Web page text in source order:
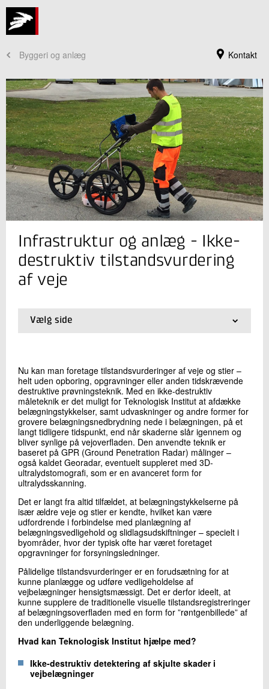
Kontakt
Byggeri og anlæg
Jeg er din kontaktperson
Ricardo Antonio Barbosa
Sektionsleder
Beton
+45 72 20 11 96
Send e-mail
Skriv til mig
Send
Infrastruktur og anlæg - Ikke-
destruktiv tilstandsvurdering
af veje
Vælg side
01.Forside
04. Bæreevnevurderinger
05.Valg af betontype til beton i havvand
06.Kvalitet og holdbarhed i vejbelægningen
07.Ikke-destruktiv tilstandsvurdering af veje
08.Beton til anlægskonstruktioner - Tilbudsfasen
09.Beton til anlægskonstruktioner - Projekteringsfasen
10.Beton til anlægskonstruktioner - Udførelsesfasen
11.Monitorering af formtryk
12.Verifikation af injicering
13.Levetid for betonkonstruktioner
Nu kan man foretage tilstandsvurderinger af veje og stier –
helt uden opboring, opgravninger eller anden tidskrævende
destruktive prøvningsteknik. Med en ikke-destruktiv
måleteknik er det muligt for Teknologisk Institut at afdække
belægningstykkelser, samt udvaskninger og andre former for
grovere belægningsnedbrydning nede i belægningen, på et
langt tidligere tidspunkt, end når skaderne slår igennem og
bliver synlige på vejoverfladen. Den anvendte teknik er
baseret på GPR (Ground Penetration Radar) målinger –
også kaldet Georadar, eventuelt suppleret med 3D-
ultralydstomografi, som er en avanceret form for
ultralydsskanning.
Det er langt fra altid tilfældet, at belægningstykkelserne på
især ældre veje og stier er kendte, hvilket kan være
udfordrende i forbindelse med planlægning af
belægningsvedligehold og slidlagsudskiftninger – specielt i
byområder, hvor der typisk ofte har været foretaget
opgravninger for forsyningsledninger.
Pålidelige tilstandsvurderinger er en forudsætning for at
kunne planlægge og udføre vedligeholdelse af
vejbelægninger hensigtsmæssigt. Det er derfor ideelt, at
kunne supplere de traditionelle visuelle tilstandsregistreringer
af belægningsoverfladen med en form for ”røntgenbillede” af
den underliggende belægning.
Hvad kan Teknologisk Institut hjælpe med?
Ikke-destruktiv detektering af skjulte skader i
vejbelægninger